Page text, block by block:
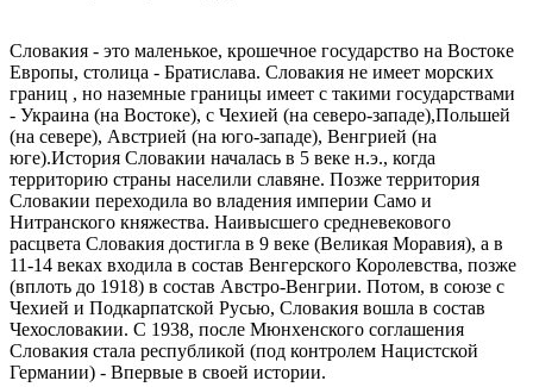
Словакия - это маленькое, крошечное государство на Востоке
Европы, столица - Братислава. Словакия не имеет морских
границ , но наземные границы имеет с такими государствами
- Украина (на Востоке), с Чехией (на северо-западе),Польшей
(на севере), Австрией (на юго-западе), Венгрией (на
юге).История Словакии началась в 5 веке н.э., когда
территорию страны населили славяне. Позже территория
Словакии переходила во владения империи Само и
Нитранского княжества. Наивысшего средневекового
расцвета Словакия достигла в 9 веке (Великая Моравия), а в
11-14 веках входила в состав Венгерского Королевства, позже
(вплоть до 1918) в состав Австро-Венгрии. Потом, в союзе с
Чехией и Подкарпатской Русью, Словакия вошла в состав
Чехословакии. С 1938, после Мюнхенского соглашения
Словакия стала республикой (под контролем Нацистской
Германии) - Впервые в своей истории.